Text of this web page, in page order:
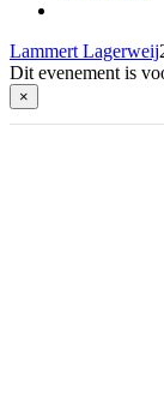
Lammert Lagerweij
Dit evenement is
×